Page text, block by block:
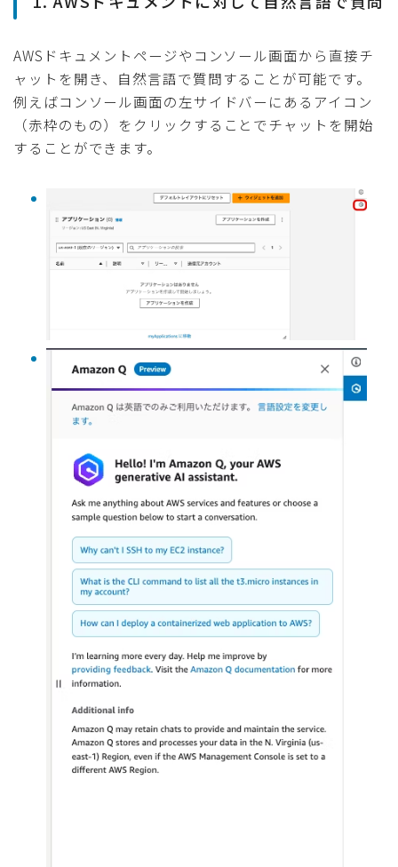
AWSドキュメントページやコンソール画面から直接チ
ャットを開き、自然言語で質問することが可能です。
例えばコンソール画面の左サイドバーにあるアイコン
（赤枠のもの）をクリックすることでチャットを開始
することができます。